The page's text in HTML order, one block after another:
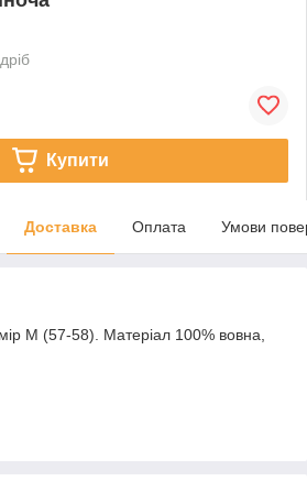
Купити
Доставка Оплата Умови
М (57-58). Матеріал 100% вовна,